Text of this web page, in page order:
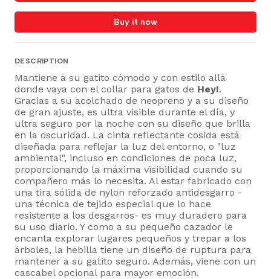
Buy it now
DESCRIPTION
Mantiene a su gatito cómodo y con estilo allá
donde vaya con el collar para gatos de Hey!.
Gracias a su acolchado de neopreno y a su diseño
de gran ajuste, es ultra visible durante el día, y
ultra seguro por la noche con su diseño que brilla
en la oscuridad. La cinta reflectante cosida está
diseñada para reflejar la luz del entorno, o "luz
ambiental", incluso en condiciones de poca luz,
proporcionando la máxima visibilidad cuando su
compañero más lo necesita. Al estar fabricado con
una tira sólida de nylon reforzado antidesgarro -
una técnica de tejido especial que lo hace
resistente a los desgarros- es muy duradero para
su uso diario. Y como a su pequeño cazador le
encanta explorar lugares pequeños y trepar a los
árboles, la hebilla tiene un diseño de ruptura para
mantener a su gatito seguro. Además, viene con un
cascabel opcional para mayor emoción.